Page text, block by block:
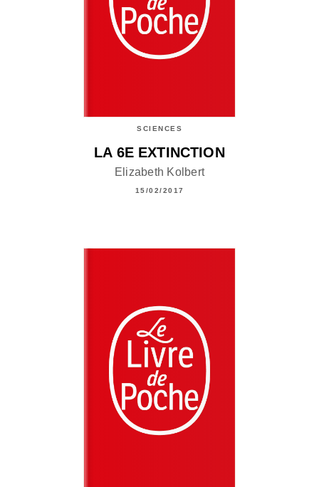
SCIENCES
LA 6E EXTINCTION
Elizabeth Kolbert
15/02/2017